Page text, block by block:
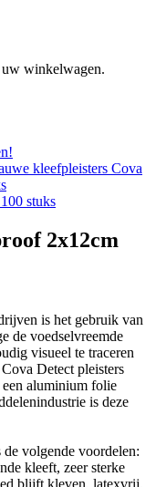
uw winkelwagen.
kleefpleisters Cova
2x12cm
is het gebruik van
de voedselvreemde
visueel te traceren
Detect pleisters
een aluminium folie
is deze
de volgende voordelen:
kleeft, zeer sterke
blijft kleven, latexvrij,